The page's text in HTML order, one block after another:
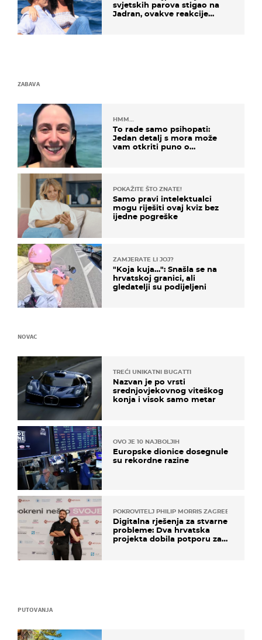
svjetskih parova stigao na
Jadran, ovakve reakcije
ZABAVA
HMM…
To rade samo psihopati:
Jedan detalj s mora može
vam otkriti puno o
POKAŽITE ŠTO ZNATE!
Samo pravi intelektualci
mogu riješiti ovaj kviz bez
ijedne pogreške
ZAMJERATE LI JOJ?
"Koja kuja…": Snašla se na
hrvatskoj granici, ali
gledatelji su podijeljeni
PUTOVANJA
NOVAC
TREĆI UNIKATNI BUGATTI
Nazvan je po vrsti
srednjovjekovnog viteškog
konja i visok samo metar
OVO JE 10 NAJBOLJIH
Europske dionice dosegnule
su rekordne razine
POKROVITELJ PHILIP MORRIS ZAGREB
Digitalna rješenja za stvarne
probleme: Dva hrvatska
projekta dobila potporu za